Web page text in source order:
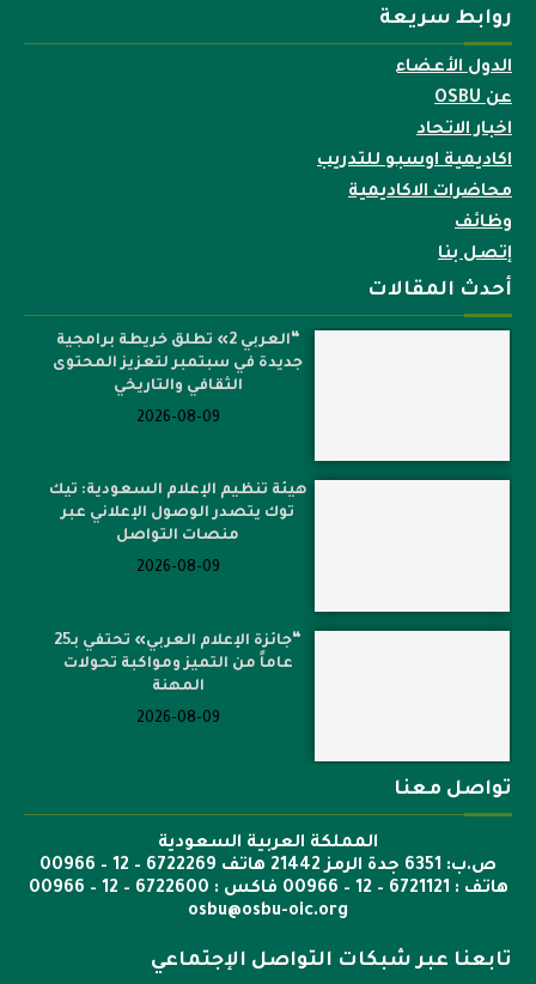
روابط سريعة
الدول الأعضاء
عن OSBU
اخبار الاتحاد
اكاديمية اوسبو للتدريب
محاضرات الاكاديمية
وظائف
إتصل بنا
أحدث المقالات
“العربي 2» تطلق خريطة برامجية
جديدة في سبتمبر لتعزيز المحتوى
الثقافي والتاريخي
2026-08-09
هيئة تنظيم الإعلام السعودية: تيك
توك يتصدر الوصول الإعلاني عبر
منصات التواصل
2026-08-09
“جائزة الإعلام العربي» تحتفي بـ25
عاماً من التميز ومواكبة تحولات
المهنة
2026-08-09
تواصل معنا
المملكة العربية السعودية
ص.ب: 6351 جدة الرمز 21442 هاتف 6722269 – 12 – 00966
هاتف : 6721121 – 12 – 00966 فاكس : 6722600 – 12 – 00966
osbu@osbu-oic.org
تابعنا عبر شبكات التواصل الإجتماعي